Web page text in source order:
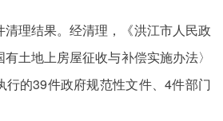
清理结果。经清理，《洪江市人民政
土地上房屋征收与补偿实施办法〉
行的39件政府规范性文件、4件部门